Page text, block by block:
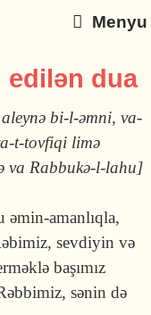
Menyu
edilən dua
bi-l-əmni, va-
t-tovfiqi limə
va Rabbukə-l-lahu]
amanlıqla,
sevdiyin və
başımız
sənin də